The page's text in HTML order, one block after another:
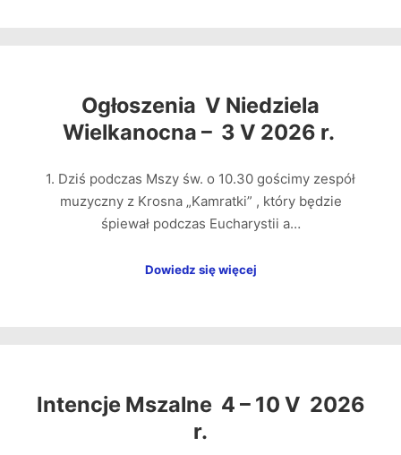
Ogłoszenia V Niedziela
Wielkanocna – 3 V 2026 r.
1. Dziś podczas Mszy św. o 10.30 gościmy zespół
muzyczny z Krosna „Kamratki” , który będzie
śpiewał podczas Eucharystii a…
Dowiedz się więcej
Intencje Mszalne 4 – 10 V 2026
r.